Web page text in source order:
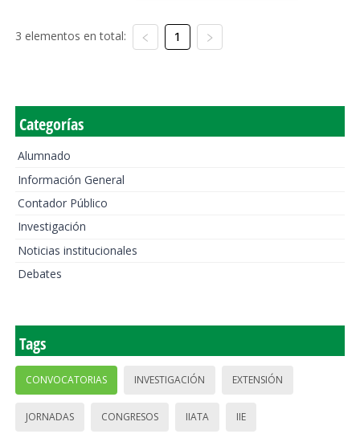
3 elementos en total: 1
Categorías
Alumnado
Información General
Contador Público
Investigación
Noticias institucionales
Debates
Tags
CONVOCATORIAS INVESTIGACIÓN EXTENSIÓN
JORNADAS CONGRESOS IIATA IIE